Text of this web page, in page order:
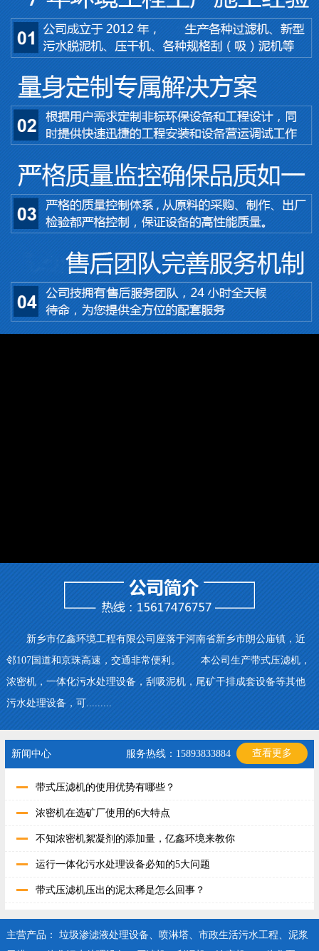
新乡市亿鑫环境工程有限公司座落于河南省新乡市朗公庙镇，近
邻107国道和京珠高速，交通非常便利。 本公司生产带式压滤机，
浓密机，一体化污水处理设备，刮吸泥机，尾矿干排成套设备等其他
污水处理设备，可.........
新闻中心 查看更多
服务热线：15893833884
带式压滤机的使用优势有哪些？
浓密机在选矿厂使用的6大特点
不知浓密机絮凝剂的添加量，亿鑫环境来教你
运行一体化污水处理设备必知的5大问题
带式压滤机压出的泥太稀是怎么回事？
主营产品： 垃圾渗滤液处理设备、 喷淋塔、 市政生活污水工程、 泥浆